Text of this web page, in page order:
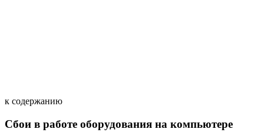
к содержанию
Сбои в работе оборудования на компьютере